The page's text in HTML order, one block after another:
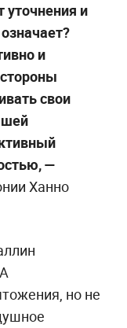
уточнения и
и
свои
—
Ханно
но не